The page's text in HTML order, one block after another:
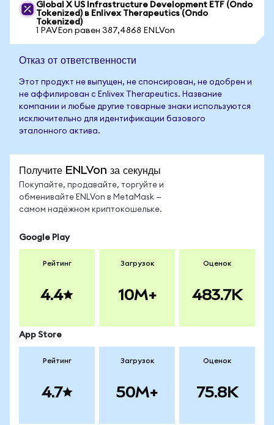
Global X US Infrastructure Development ETF (Ondo
Tokenized) в Enlivex Therapeutics (Ondo
Tokenized)
1 PAVEon равен 387,4868 ENLVon
Отказ от ответственности
Этот продукт не выпущен, не спонсирован, не одобрен и
не аффилирован с Enlivex Therapeutics. Название
компании и любые другие товарные знаки используются
исключительно для идентификации базового
эталонного актива.
Получите ENLVon за секунды
Покупайте, продавайте, торгуйте и
обменивайте ENLVon в MetaMask —
самом надёжном криптокошельке.
Google Play
Рейтинг
4.4
Загрузок
10M+
Оценок
483.7K
App Store
Рейтинг
4.7
Загрузок
50M+
Оценок
75.8K